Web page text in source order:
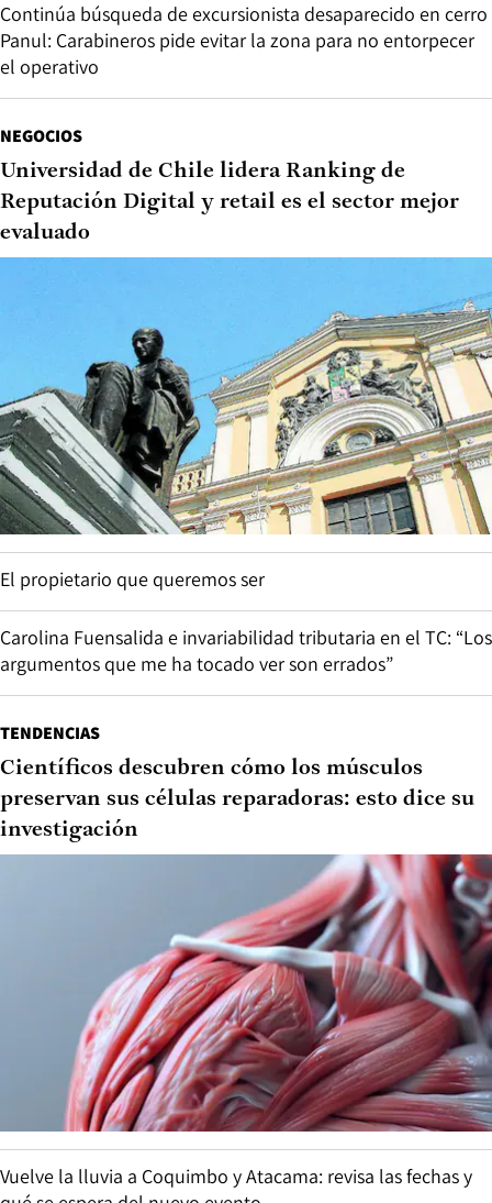
Continúa búsqueda de excursionista desaparecido en cerro
Panul: Carabineros pide evitar la zona para no entorpecer
el operativo
NEGOCIOS
Universidad de Chile lidera Ranking de
Reputación Digital y retail es el sector mejor
evaluado
El propietario que queremos ser
Carolina Fuensalida e invariabilidad tributaria en el TC: “Los
argumentos que me ha tocado ver son errados”
TENDENCIAS
Científicos descubren cómo los músculos
preservan sus células reparadoras: esto dice su
investigación
Vuelve la lluvia a Coquimbo y Atacama: revisa las fechas y